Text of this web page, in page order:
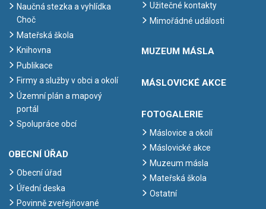
Naučná stezka a vyhlídka
Choč
Mateřská škola
Knihovna
Publikace
Firmy a služby v obci a okolí
Územní plán a mapový
portál
Spolupráce obcí
OBECNÍ ÚŘAD
Obecní úřad
Úřední deska
Povinně zveřejňované
Užitečné kontakty
Mimořádné události
MUZEUM MÁSLA
MÁSLOVICKÉ AKCE
FOTOGALERIE
Máslovice a okolí
Máslovické akce
Muzeum másla
Mateřská škola
Ostatní